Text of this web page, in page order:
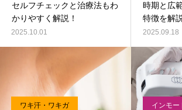
セルフチェックと治療法もわ
かりやすく解説！
2025.10.01
時期と広
特徴を解
2025.09.18
ワキ汗・ワキガ インモー